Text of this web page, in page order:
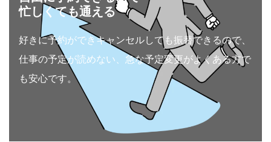
忙しくても通える
好きに予約ができキャンセルしても振替できるので、
仕事の予定が読めない、急な予定変更がよくある方で
も安心です。